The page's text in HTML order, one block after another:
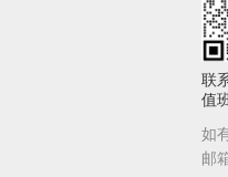
联
值
如
邮